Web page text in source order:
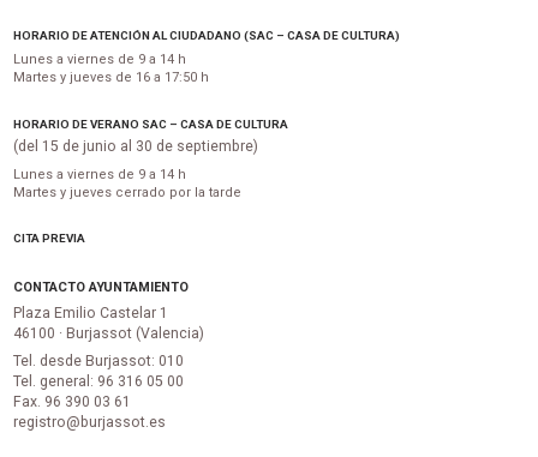
HORARIO DE ATENCIÓN AL CIUDADANO (SAC – CASA DE CULTURA)
Lunes a viernes de 9 a 14 h
Martes y jueves de 16 a 17:50 h
HORARIO DE VERANO SAC – CASA DE CULTURA
(del 15 de junio al 30 de septiembre)
Lunes a viernes de 9 a 14 h
Martes y jueves cerrado por la tarde
CITA PREVIA
CONTACTO AYUNTAMIENTO
Plaza Emilio Castelar 1
46100 · Burjassot (Valencia)
Tel. desde Burjassot: 010
Tel. general: 96 316 05 00
Fax. 96 390 03 61
registro@burjassot.es